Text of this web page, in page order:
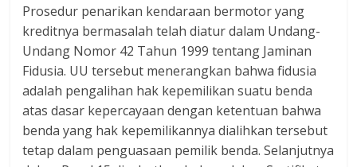
Prosedur penarikan kendaraan bermotor yang
kreditnya bermasalah telah diatur dalam Undang-
Undang Nomor 42 Tahun 1999 tentang Jaminan
Fidusia. UU tersebut menerangkan bahwa fidusia
adalah pengalihan hak kepemilikan suatu benda
atas dasar kepercayaan dengan ketentuan bahwa
benda yang hak kepemilikannya dialihkan tersebut
tetap dalam penguasaan pemilik benda. Selanjutnya